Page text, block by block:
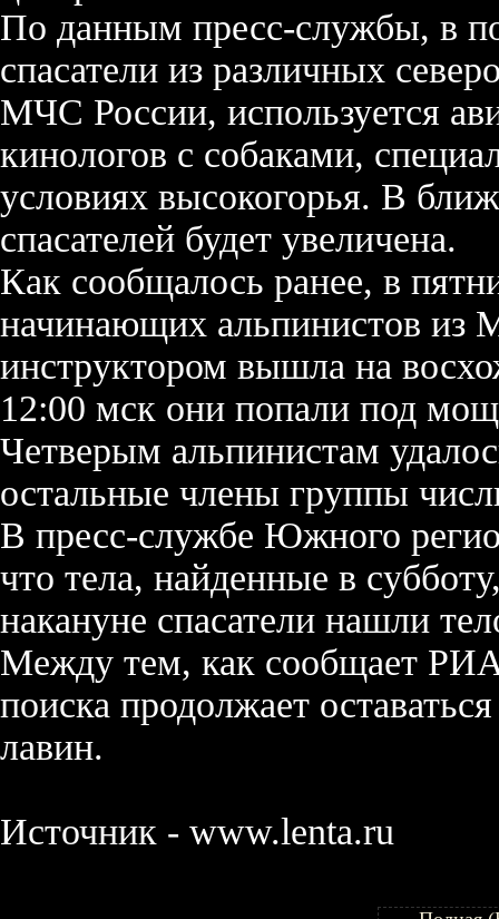
По данным пресс-службы, в
спасатели из различных
МЧС России, используется
кинологов с собаками,
условиях высокогорья. В
спасателей будет увеличена.
Как сообщалось ранее, в
начинающих альпинистов из
инструктором вышла на
12:00 мск они попали под
Четверым альпинистам
остальные члены группы
В пресс-службе Южного
что тела, найденные в
накануне спасатели нашли
Между тем, как сообщает
поиска продолжает
лавин.
Источник - www.lenta.ru